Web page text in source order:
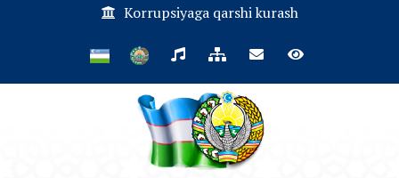
Korrupsiyaga qarshi kurash